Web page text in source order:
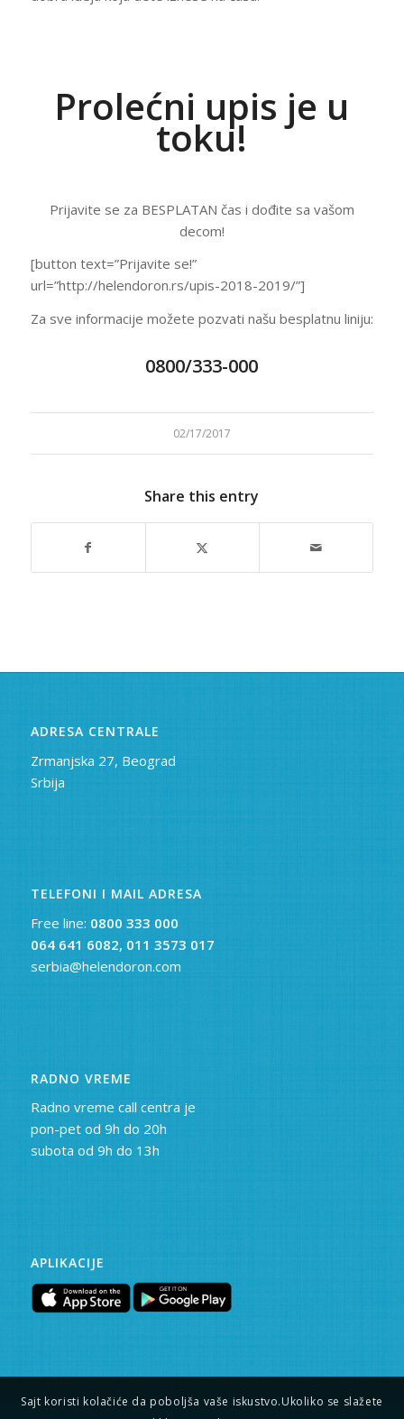
Prolećni upis je u
toku!
Prijavite se za BESPLATAN čas i dođite sa vašom
decom!
[button text=”Prijavite se!”
url=”http://helendoron.rs/upis-2018-2019/”]
Za sve informacije možete pozvati našu besplatnu liniju:
0800/333-000
02/17/2017
Share this entry
ADRESA CENTRALE
Zrmanjska 27, Beograd
Srbija
TELEFONI I MAIL ADRESA
Free line: 0800 333 000
064 641 6082, 011 3573 017
serbia@helendoron.com
RADNO VREME
Radno vreme call centra je
pon-pet od 9h do 20h
subota od 9h do 13h
APLIKACIJE
Sajt koristi kolačiće da poboljša vaše iskustvo.Ukoliko se slažete